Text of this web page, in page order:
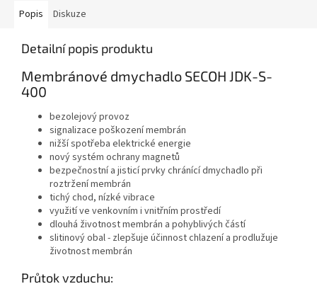
Popis Diskuze
Detailní popis produktu
Membránové dmychadlo SECOH JDK-S-
400
bezolejový provoz
signalizace poškození membrán
nižší spotřeba elektrické energie
nový systém ochrany magnetů
bezpečnostní a jisticí prvky chránící dmychadlo při
roztržení membrán
tichý chod, nízké vibrace
využití ve venkovním i vnitřním prostředí
dlouhá životnost membrán a pohyblivých částí
slitinový obal - zlepšuje účinnost chlazení a prodlužuje
životnost membrán
Průtok vzduchu: